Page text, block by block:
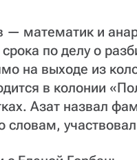
математик и
по делу о
на выходе из
в колонии
Азат назвал
словам,